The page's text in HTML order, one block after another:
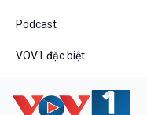
Các chương trình đặc biệt
Podcast
VOV1 đặc biệt